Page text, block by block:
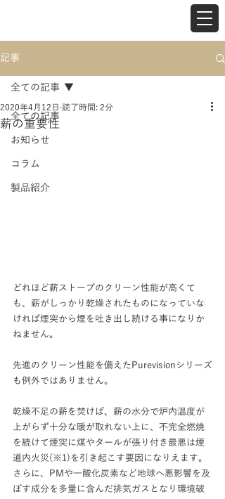
記事
全ての記事
お知らせ
コラム
製品紹介
全ての記事
薪の重要性
2020年4月12日 読了時間: 2分
どれほど薪ストーブのクリーン性能が高くて
も、薪がしっかり乾燥されたものになっていな
ければ煙突から煙を吐き出し続ける事になりか
ねません。
先進のクリーン性能を備えたPurevisionシリーズ
も例外ではありません。
乾燥不足の薪を焚けば、薪の水分で炉内温度が
上がらず十分な暖が取れない上に、不完全燃焼
を続けて煙突に煤やタールが張り付き最悪は煙
道内火災(※1)を引き起こす要因になりえます。
さらに、PMや一酸化炭素など地球へ悪影響を及
ぼす成分を多量に含んだ排気ガスとなり環境破